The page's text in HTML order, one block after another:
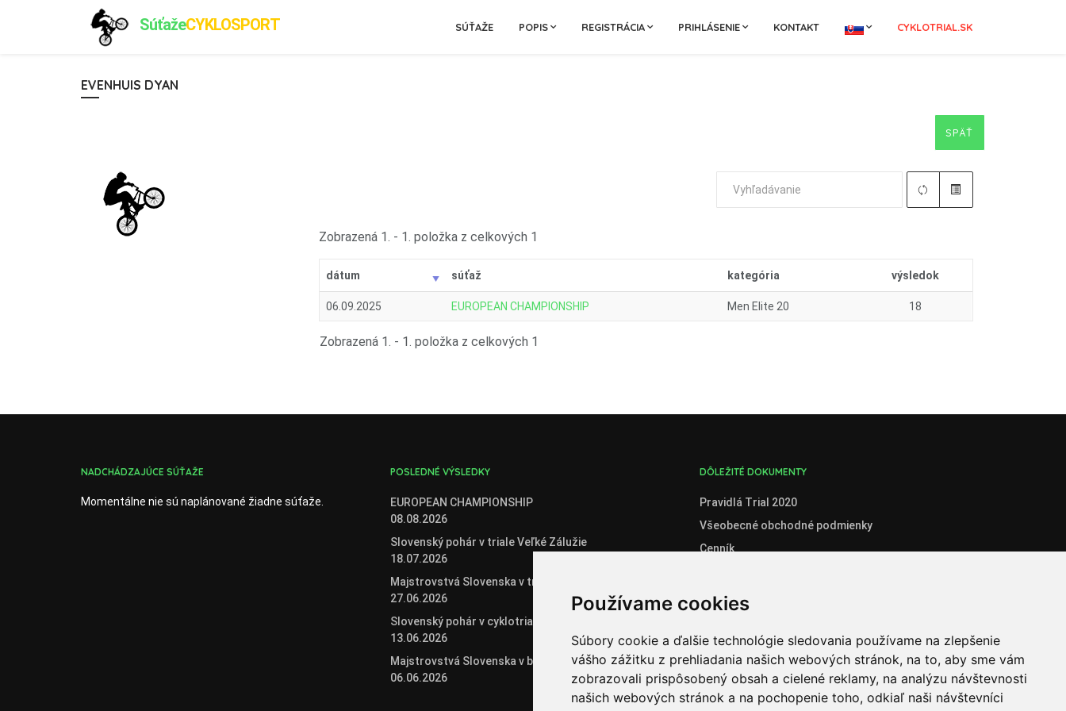
Používame cookies
Súbory cookie a ďalšie technológie sledovania používame na zlepšenie
vášho zážitku z prehliadania našich webových stránok, na to, aby sme vám
zobrazovali prispôsobený obsah a cielené reklamy, na analýzu návštevnosti
našich webových stránok a na pochopenie toho, odkiaľ naši návštevníci
SúťažeCYKLOSPORT SÚŤAŽE POPIS REGISTRÁCIA PRIHLÁSENIE KONTAKT CYKLOTRIAL.SK
EVENHUIS DYAN
SPÄŤ
Zobrazená 1. - 1. položka z celkových 1
dátum súťaž kategória výsledok
06.09.2025 EUROPEAN CHAMPIONSHIP Men Elite 20 18
Zobrazená 1. - 1. položka z celkových 1
NADCHÁDZAJÚCE SÚŤAŽE
Momentálne nie sú naplánované žiadne súťaže.
POSLEDNÉ VÝSLEDKY
EUROPEAN CHAMPIONSHIP
08.08.2026
Slovenský pohár v triale Veľké Zálužie
18.07.2026
Majstrovstvá Slovenska v triale
27.06.2026
Slovenský pohár v cyklotriale 2026
13.06.2026
Majstrovstvá Slovenska v biketriale
06.06.2026
DÔLEŽITÉ DOKUMENTY
Pravidlá Trial 2020
Všeobecné obchodné podmienky
Cenník
Čestné prehlásenie administrátora klubového konta
Organizátori